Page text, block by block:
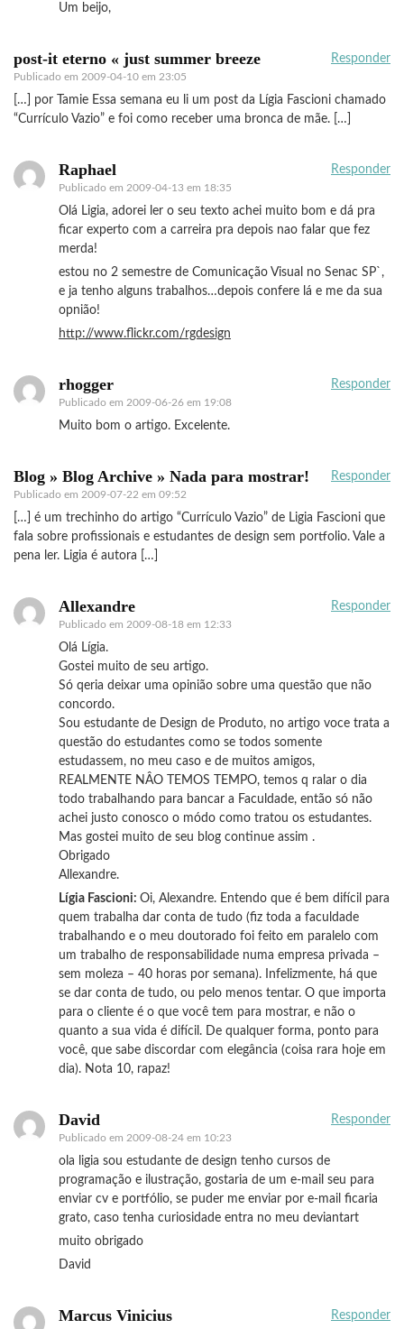
Um beijo,
post-it eterno « just summer breeze
Publicado em 2009-04-10 em 23:05
Responder
[…] por Tamie Essa semana eu li um post da Lígia Fascioni chamado
“Currículo Vazio” e foi como receber uma bronca de mãe. […]
Raphael
Publicado em 2009-04-13 em 18:35
Responder
Olá Ligia, adorei ler o seu texto achei muito bom e dá pra
ficar experto com a carreira pra depois nao falar que fez
merda!
estou no 2 semestre de Comunicação Visual no Senac SP`,
e ja tenho alguns trabalhos…depois confere lá e me da sua
opnião!
http://www.flickr.com/rgdesign
rhogger
Publicado em 2009-06-26 em 19:08
Responder
Muito bom o artigo. Excelente.
Blog » Blog Archive » Nada para mostrar!
Publicado em 2009-07-22 em 09:52
Responder
[…] é um trechinho do artigo “Currículo Vazio” de Ligia Fascioni que
fala sobre profissionais e estudantes de design sem portfolio. Vale a
pena ler. Ligia é autora […]
Allexandre
Publicado em 2009-08-18 em 12:33
Responder
Olá Lígia.
Gostei muito de seu artigo.
Só qeria deixar uma opinião sobre uma questão que não
concordo.
Sou estudante de Design de Produto, no artigo voce trata a
questão do estudantes como se todos somente
estudassem, no meu caso e de muitos amigos,
REALMENTE NÂO TEMOS TEMPO, temos q ralar o dia
todo trabalhando para bancar a Faculdade, então só não
achei justo conosco o módo como tratou os estudantes.
Mas gostei muito de seu blog continue assim .
Obrigado
Allexandre.
Lígia Fascioni: Oi, Alexandre. Entendo que é bem difícil para
quem trabalha dar conta de tudo (fiz toda a faculdade
trabalhando e o meu doutorado foi feito em paralelo com
um trabalho de responsabilidade numa empresa privada –
sem moleza – 40 horas por semana). Infelizmente, há que
se dar conta de tudo, ou pelo menos tentar. O que importa
para o cliente é o que você tem para mostrar, e não o
quanto a sua vida é difícil. De qualquer forma, ponto para
você, que sabe discordar com elegância (coisa rara hoje em
dia). Nota 10, rapaz!
David
Publicado em 2009-08-24 em 10:23
Responder
ola ligia sou estudante de design tenho cursos de
programação e ilustração, gostaria de um e-mail seu para
enviar cv e portfólio, se puder me enviar por e-mail ficaria
grato, caso tenha curiosidade entra no meu deviantart
muito obrigado
David
Marcus Vinicius Responder